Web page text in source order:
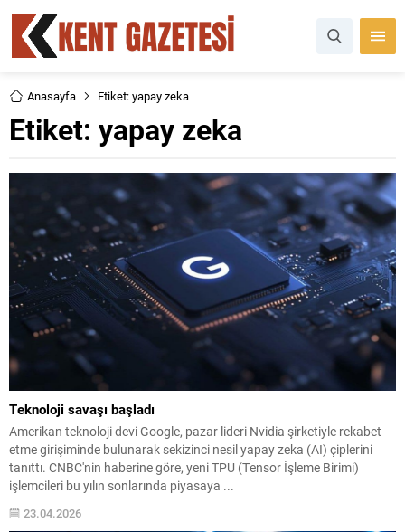
Anasayfa Etiket: yapay zeka
Etiket: yapay zeka
Teknoloji savaşı başladı
Amerikan teknoloji devi Google, pazar lideri Nvidia şirketiyle rekabet
etme girişiminde bulunarak sekizinci nesil yapay zeka (AI) çiplerini
tanıttı. CNBC'nin haberine göre, yeni TPU (Tensor İşleme Birimi)
işlemcileri bu yılın sonlarında piyasaya ...
23.04.2026